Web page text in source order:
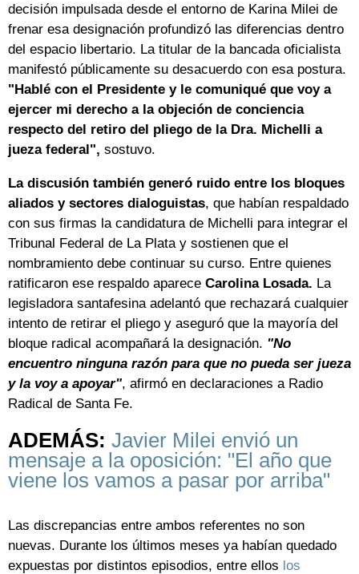
decisión impulsada desde el entorno de Karina Milei de
frenar esa designación profundizó las diferencias dentro
del espacio libertario. La titular de la bancada oficialista
manifestó públicamente su desacuerdo con esa postura.
"Hablé con el Presidente y le comuniqué que voy a
ejercer mi derecho a la objeción de conciencia
respecto del retiro del pliego de la Dra. Michelli a
jueza federal", sostuvo.
La discusión también generó ruido entre los bloques
aliados y sectores dialoguistas, que habían respaldado
con sus firmas la candidatura de Michelli para integrar el
Tribunal Federal de La Plata y sostienen que el
nombramiento debe continuar su curso. Entre quienes
ratificaron ese respaldo aparece Carolina Losada. La
legisladora santafesina adelantó que rechazará cualquier
intento de retirar el pliego y aseguró que la mayoría del
bloque radical acompañará la designación. "No
encuentro ninguna razón para que no pueda ser jueza
y la voy a apoyar", afirmó en declaraciones a Radio
Radical de Santa Fe.
ADEMÁS: Javier Milei envió un
mensaje a la oposición: "El año que
viene los vamos a pasar por arriba"
Las discrepancias entre ambos referentes no son
nuevas. Durante los últimos meses ya habían quedado
expuestas por distintos episodios, entre ellos los